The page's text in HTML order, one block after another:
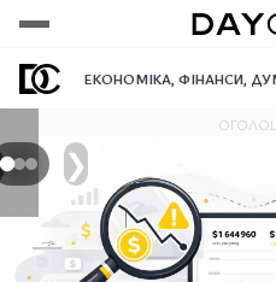
ЕКОНОМІКА, ФІНАНСИ,
❯